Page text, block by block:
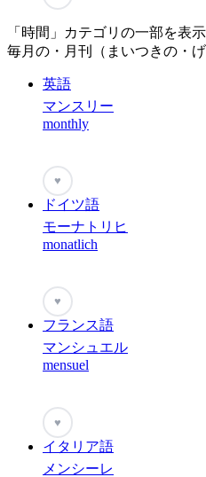
「時間」カテゴリの一部を表示
毎月の・月刊（まいつきの・げ
英語
マンスリー
monthly
♥
ドイツ語
モーナトリヒ
monatlich
♥
フランス語
マンシュエル
mensuel
♥
イタリア語
メンシーレ